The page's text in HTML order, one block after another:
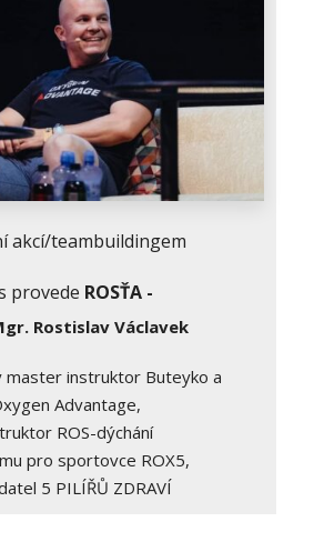
akcí/teambuildingem
provede ROSŤA -
Rostislav Václavek
master instruktor Buteyko a
Advantage,
ROS-dýchání
pro sportovce ROX5,
5 PILÍŘŮ ZDRAVÍ